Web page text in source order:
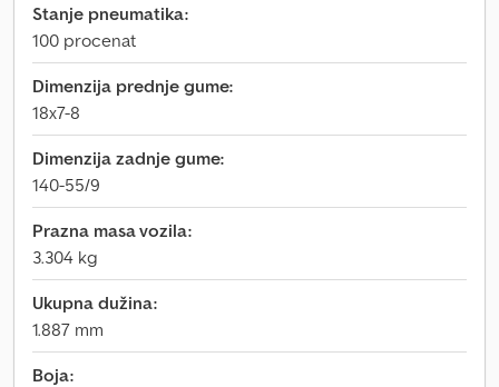
Stanje pneumatika:
100 procenat
Dimenzija prednje gume:
18x7-8
Dimenzija zadnje gume:
140-55/9
Prazna masa vozila:
3.304 kg
Ukupna dužina:
1.887 mm
Boja: